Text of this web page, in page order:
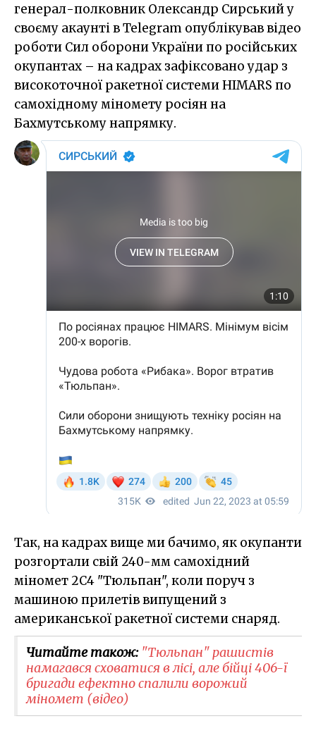
генерал-полковник Олександр Сирський у
своєму акаунті в Telegram опублікував відео
роботи Сил оборони України по російських
окупантах – на кадрах зафіксовано удар з
високоточної ракетної системи HIMARS по
самохідному міномету росіян на
Бахмутському напрямку.
Так, на кадрах вище ми бачимо, як окупанти
розгортали свій 240-мм самохідний
міномет 2С4 "Тюльпан", коли поруч з
машиною прилетів випущений з
американської ракетної системи снаряд.
Читайте також: "Тюльпан" рашистів
намагався сховатися в лісі, але бійці 406-ї
бригади ефектно спалили ворожий
міномет (відео)